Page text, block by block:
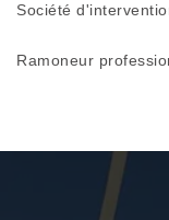
Société
Ramoneur